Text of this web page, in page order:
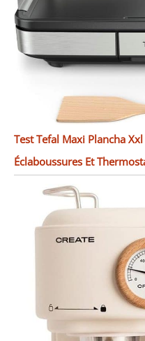
Test Tefal Maxi Plancha
Éclaboussures Et